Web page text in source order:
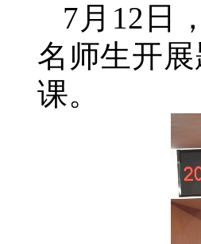
7月12日
名师生开
课。